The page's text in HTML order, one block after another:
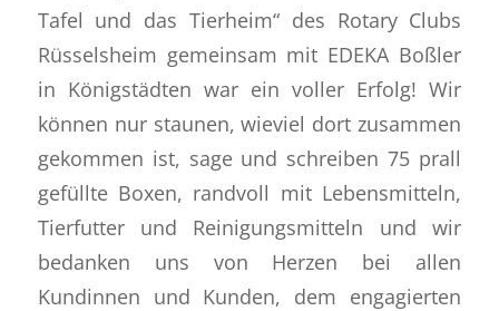
Tafel und das Tierheim“ des Rotary Clubs
Rüsselsheim gemeinsam mit EDEKA Boßler
in Königstädten war ein voller Erfolg! Wir
können nur staunen, wieviel dort zusammen
gekommen ist, sage und schreiben 75 prall
gefüllte Boxen, randvoll mit Lebensmitteln,
Tierfutter und Reinigungsmitteln und wir
bedanken uns von Herzen bei allen
Kundinnen und Kunden, dem engagierten